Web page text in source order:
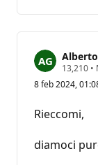
13,210 P
n
r
e
•
8 feb 2024,
Rieccomi,
diamoci